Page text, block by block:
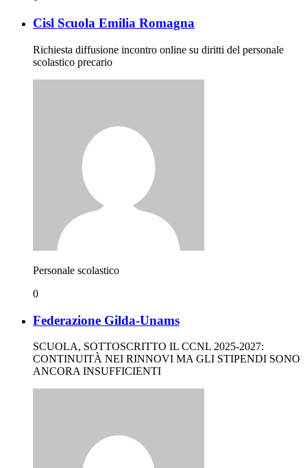
Cisl Scuola Emilia Romagna
Richiesta diffusione incontro online su diritti del personale
scolastico precario
Personale scolastico
0
Federazione Gilda-Unams
SCUOLA, SOTTOSCRITTO IL CCNL 2025-2027:
CONTINUITÀ NEI RINNOVI MA GLI STIPENDI SONO
ANCORA INSUFFICIENTI